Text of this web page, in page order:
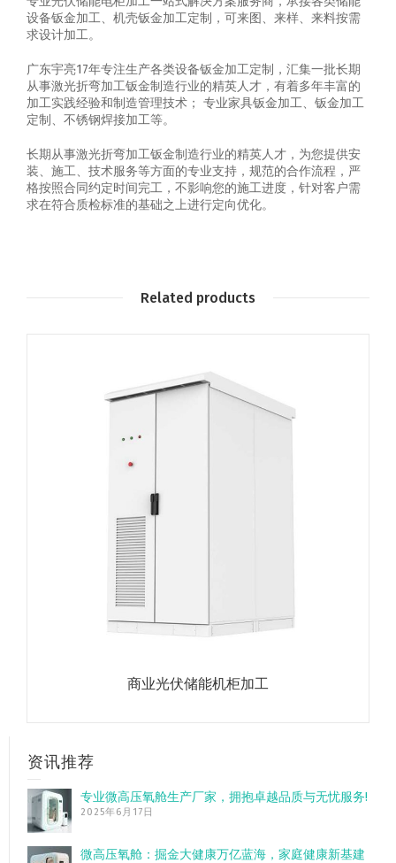
设备钣金加工、机壳钣金加工定制，可来图、来样、来料按需
求设计加工。
广东宇亮17年专注生产各类设备钣金加工定制，汇集一批长期
从事激光折弯加工钣金制造行业的精英人才，有着多年丰富的
加工实践经验和制造管理技术； 专业家具钣金加工、钣金加工
定制、不锈钢焊接加工等。
长期从事激光折弯加工钣金制造行业的精英人才，为您提供安
装、施工、技术服务等方面的专业支持，规范的合作流程，严
格按照合同约定时间完工，不影响您的施工进度，针对客户需
求在符合质检标准的基础之上进行定向优化。
Related products
商业光伏储能机柜加工
资讯推荐
专业微高压氧舱生产厂家，拥抱卓越品质与无忧服务!
2025年6月17日
微高压氧舱：掘金大健康万亿蓝海，家庭健康新基建